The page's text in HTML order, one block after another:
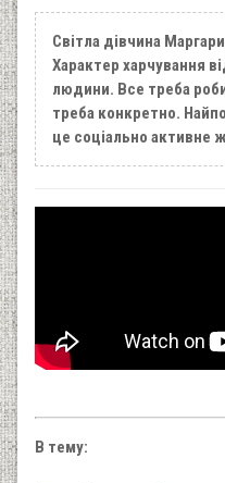
Світла дівчина
Характер харчування
людини. Все треба
треба конкретно.
це соціально активне
В тему: